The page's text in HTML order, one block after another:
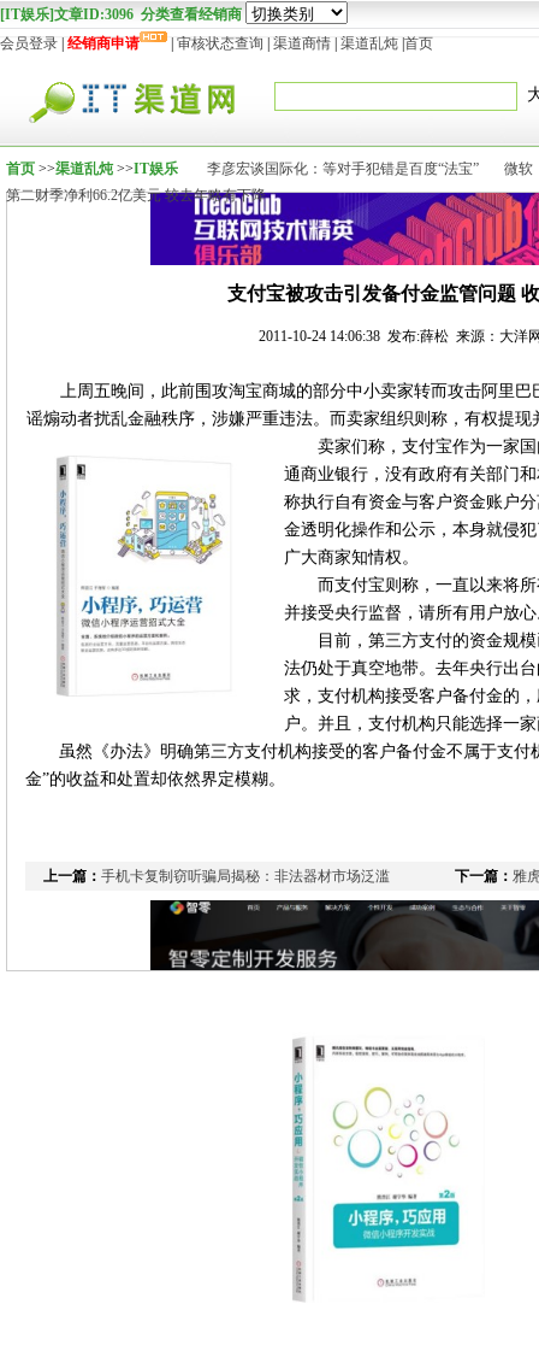
[IT娱乐]文章ID:3096 分类查看经销商
会员登录 经销商申请 审核状态查询 渠道商情 渠道乱炖 首页
首页 >>渠道乱炖>>IT娱乐 李彦宏谈国际化：等对手犯错是百度“法宝”
微软
第二财季净利66.2亿美元 较去年略有下降
支付宝被攻击引发备付金监管问题
2011-10-24 14:06:38 发布:薛松 来源：大洋
上周五晚间，此前围攻淘宝商城的部分中小卖家转而攻击阿里
谣煽动者扰乱金融秩序，涉嫌严重违法。而卖家组织则称，有权提现
卖家们称，支付宝作为一家
通商业银行，没有政府有关部门
称执行自有资金与客户资金账户
金透明化操作和公示，本身就侵
广大商家知情权。
而支付宝则称，一直以来将
并接受央行监督，请所有用户放
目前，第三方支付的资金规
法仍处于真空地带。去年央行出
求，支付机构接受客户备付金的
户。并且，支付机构只能选择一
虽然《办法》明确第三方支付机构接受的客户备付金不属于支
金”的收益和处置却依然界定模糊。
上一篇： 手机卡复制窃听骗局揭秘：非法器材市场泛滥 下一篇： 雅